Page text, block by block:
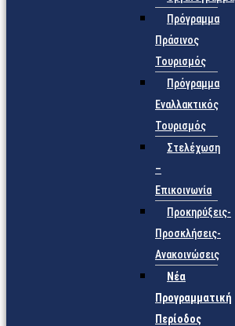
Πρόγραμμα
Πράσινος
Τουρισμός
Πρόγραμμα
Εναλλακτικός
Τουρισμός
Στελέχωση
–
Επικοινωνία
Προκηρύξεις-
Προσκλήσεις-
Ανακοινώσεις
Νέα
Προγραμματική
Περίοδος